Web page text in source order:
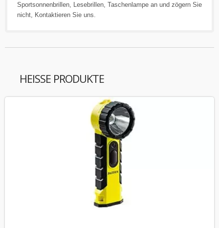
Sportsonnenbrillen, Lesebrillen, Taschenlampe an und zögern Sie
nicht, Kontaktieren Sie uns.
HEISSE PRODUKTE